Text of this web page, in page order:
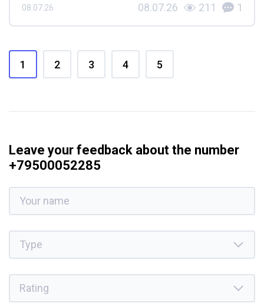
08.07.26 08.07.26 211 1
1 2 3 4 5
Leave your feedback about the number
+79500052285